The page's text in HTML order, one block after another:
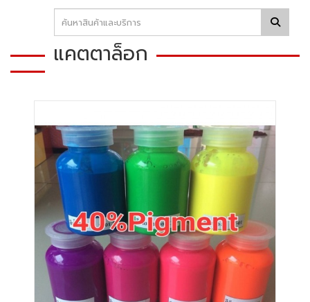
แคตตาล็อก